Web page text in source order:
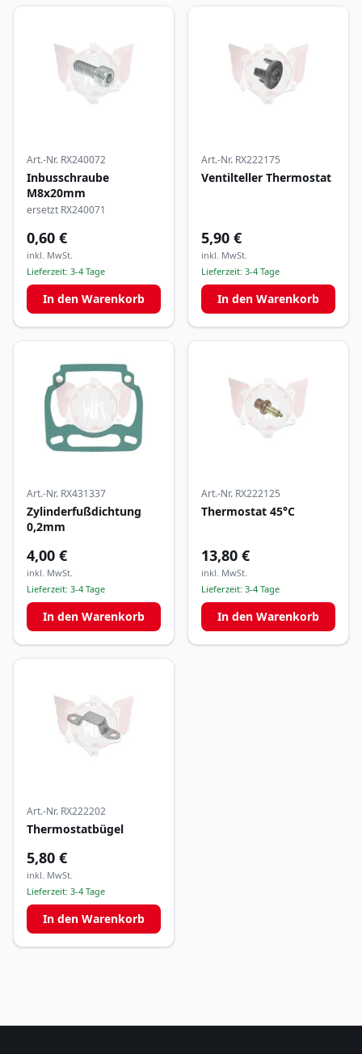
Art.-Nr. RX240072
Inbusschraube
M8x20mm
ersetzt RX240071
0,60 €
inkl. MwSt.
Lieferzeit: 3-4 Tage
In den Warenkorb
Art.-Nr. RX222175
Ventilteller Thermostat
5,90 €
inkl. MwSt.
Lieferzeit: 3-4 Tage
In den Warenkorb
Art.-Nr. RX431337
Zylinderfußdichtung
0,2mm
4,00 €
inkl. MwSt.
Lieferzeit: 3-4 Tage
In den Warenkorb
Art.-Nr. RX222125
Thermostat 45°C
13,80 €
inkl. MwSt.
Lieferzeit: 3-4 Tage
In den Warenkorb
Art.-Nr. RX222202
Thermostatbügel
5,80 €
inkl. MwSt.
Lieferzeit: 3-4 Tage
In den Warenkorb